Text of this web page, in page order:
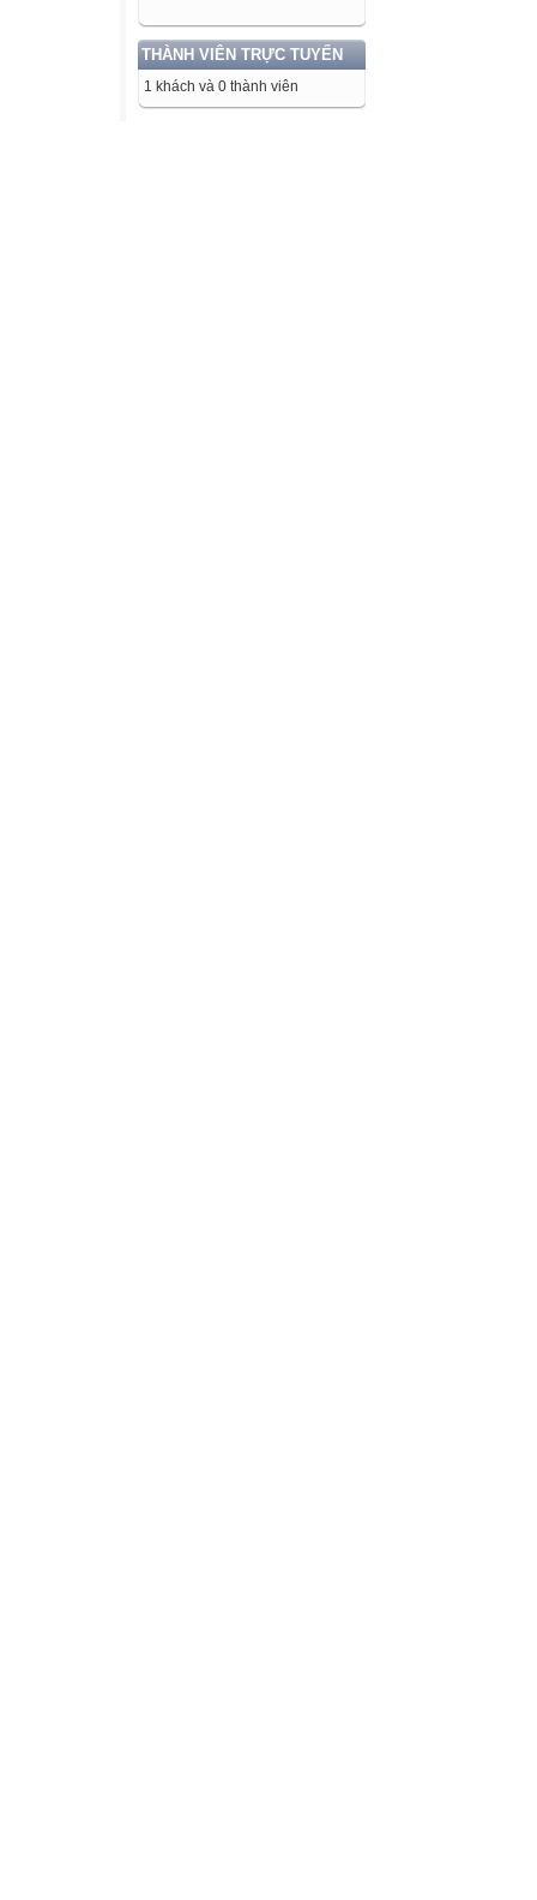
THÀNH VIÊN TRỰC TUYẾN
1 khách và 0 thành viên